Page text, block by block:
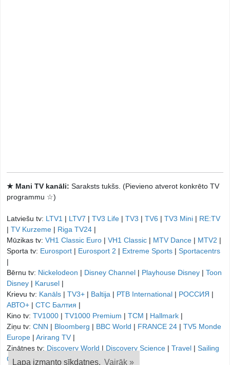
Lapa izmanto sīkdatnes. Vairāk »
★ Mani TV kanāli: Saraksts tukšs. (Pievieno atverot konkrēto TV
programmu ☆)
Latviešu tv: LTV1 | LTV7 | TV3 Life | TV3 | TV6 | TV3 Mini | RE:TV
| TV Kurzeme | Riga TV24 |
Mūzikas tv: VH1 Classic Euro | VH1 Classic | MTV Dance | MTV2 |
Sporta tv: Eurosport | Eurosport 2 | Extreme Sports | Sportacentrs
|
Bērnu tv: Nickelodeon | Disney Channel | Playhouse Disney | Toon
Disney | Karusel |
Krievu tv: Kanāls | TV3+ | Baltija | РТB International | РОССИЯ |
АВТО+ | СТС Балтия |
Kino tv: TV1000 | TV1000 Premium | TCM | Hallmark |
Ziņu tv: CNN | Bloomberg | BBC World | FRANCE 24 | TV5 Monde
Europe | Arirang TV |
Zinātnes tv: Discovery World | Discovery Science | Travel | Sailing
Channel|